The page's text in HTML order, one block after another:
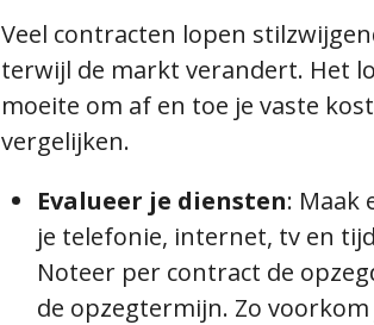
Veel contracten lopen
terwijl de markt verandert. Het
moeite om af en toe je vaste
vergelijken.
Evalueer je diensten: Maak
je telefonie, internet, tv en
Noteer per contract de
de opzegtermijn. Zo voorkom